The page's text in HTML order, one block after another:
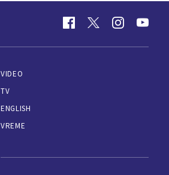
VIDEO
TV
ENGLISH
VREME